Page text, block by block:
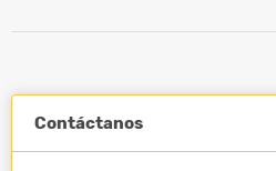
Contáctanos